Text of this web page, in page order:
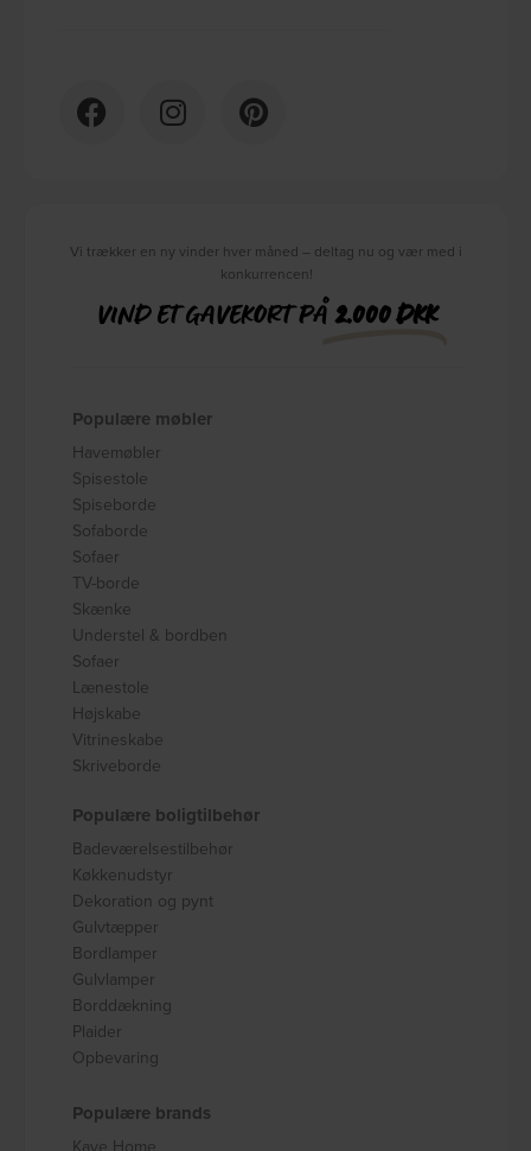
Vi trækker en ny vinder hver måned – deltag nu og vær med i
konkurrencen!
VIND ET GAVEKORT PÅ2.000 DKK
Populære møbler
Havemøbler
Spisestole
Spiseborde
Sofaborde
Sofaer
TV-borde
Skænke
Understel & bordben
Sofaer
Lænestole
Højskabe
Vitrineskabe
Skriveborde
Populære boligtilbehør
Badeværelsestilbehør
Køkkenudstyr
Dekoration og pynt
Gulvtæpper
Bordlamper
Gulvlamper
Borddækning
Plaider
Opbevaring
Populære brands